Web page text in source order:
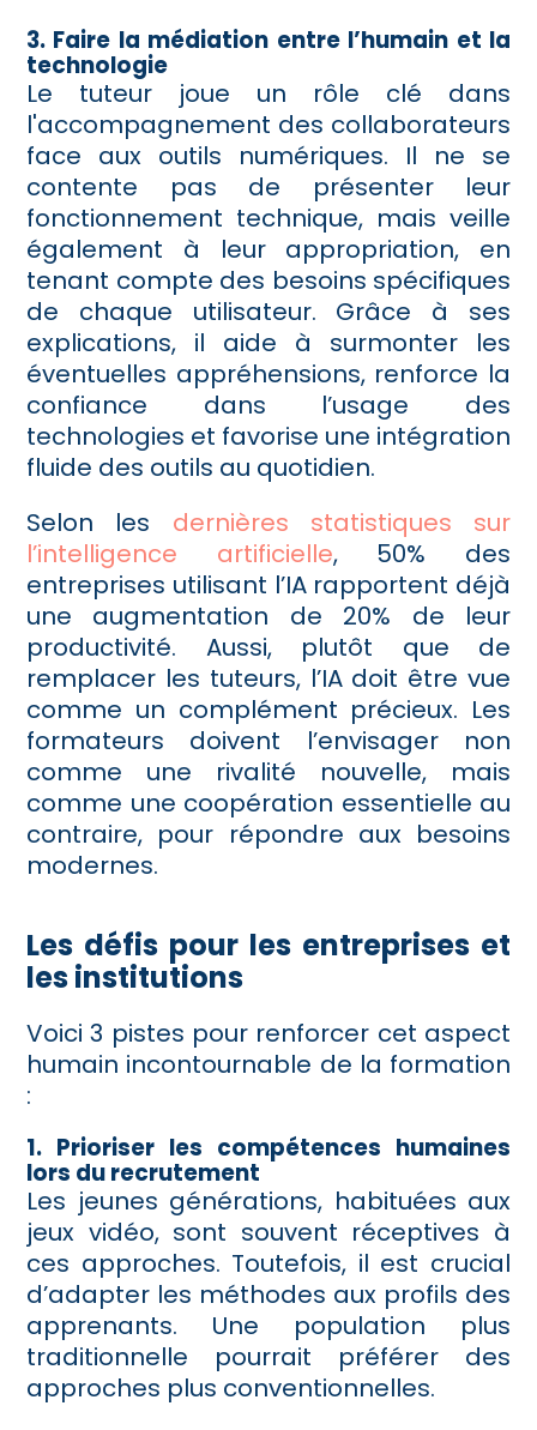
3. Faire la médiation entre l’humain et la
technologie
Le tuteur joue un rôle clé dans
l'accompagnement des collaborateurs
face aux outils numériques. Il ne se
contente pas de présenter leur
fonctionnement technique, mais veille
également à leur appropriation, en
tenant compte des besoins spécifiques
de chaque utilisateur. Grâce à ses
explications, il aide à surmonter les
éventuelles appréhensions, renforce la
confiance dans l’usage des
technologies et favorise une intégration
fluide des outils au quotidien.
Selon les dernières statistiques sur
l’intelligence artificielle, 50% des
entreprises utilisant l’IA rapportent déjà
une augmentation de 20% de leur
productivité. Aussi, plutôt que de
remplacer les tuteurs, l’IA doit être vue
comme un complément précieux. Les
formateurs doivent l’envisager non
comme une rivalité nouvelle, mais
comme une coopération essentielle au
contraire, pour répondre aux besoins
modernes.
Les défis pour les entreprises et
les institutions
Voici 3 pistes pour renforcer cet aspect
humain incontournable de la formation
:
1. Prioriser les compétences humaines
lors du recrutement
Les jeunes générations, habituées aux
jeux vidéo, sont souvent réceptives à
ces approches. Toutefois, il est crucial
d’adapter les méthodes aux profils des
apprenants. Une population plus
traditionnelle pourrait préférer des
approches plus conventionnelles.